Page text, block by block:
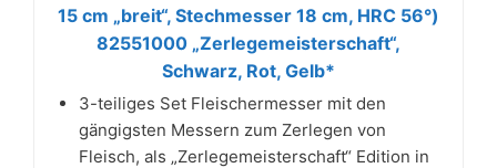
15 cm „breit“, Stechmesser 18 cm, HRC 56°)
82551000 „Zerlegemeisterschaft“,
Schwarz, Rot, Gelb*
3-teiliges Set Fleischermesser mit den
gängigsten Messern zum Zerlegen von
Fleisch, als „Zerlegemeisterschaft“ Edition in